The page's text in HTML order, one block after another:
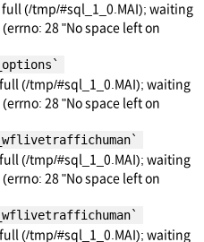
full (/tmp/#sql_1_0.MAI); waiting
28 "No space left on
(/tmp/#sql_1_0.MAI); waiting
28 "No space left on
(/tmp/#sql_1_0.MAI); waiting
28 "No space left on
(/tmp/#sql_1_0.MAI); waiting